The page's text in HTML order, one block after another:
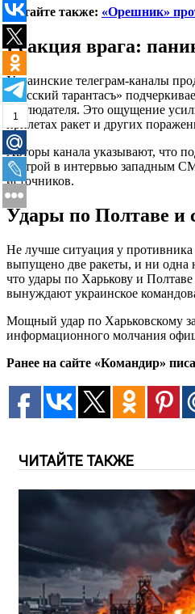
1
Читайте также: «Орешник»
Реакция врага:
Украинские телеграм-каналы
«Русский тарантасъ»
наблюдателя. Это ощущение
прилетах ракет и других
Авторы канала указывают, что
настрой в интервью западным
источников.
Удары по Полтаве и
Не лучше ситуация у
выпущено две ракеты, и ни одна
что удары по Харькову и
вынуждают украинское
Мощный удар по Харьковскому
информационного молчания
Ранее на сайте «Командир»
ЧИТАЙТЕ ТАКЖЕ